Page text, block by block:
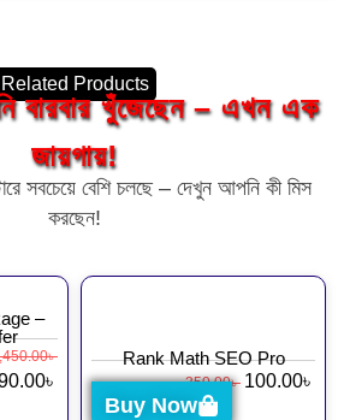
Related Products
বারবার খুঁজেছেন – এখন এক
জায়গায়!
সবচেয়ে বেশি চলছে – দেখুন আপনি কী মিস
করছেন!
–
৳
৳
Rank Math SEO Pro
350.00৳ 100.00৳
Buy Now